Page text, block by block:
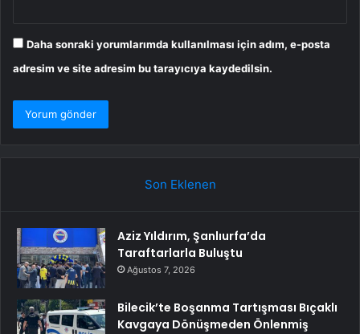
Daha sonraki yorumlarımda kullanılması için adım, e-posta
adresim ve site adresim bu tarayıcıya kaydedilsin.
Son Eklenen
Aziz Yıldırım, Şanlıurfa’da
Taraftarlarla Buluştu
Ağustos 7, 2026
Bilecik’te Boşanma Tartışması Bıçaklı
Kavgaya Dönüşmeden Önlenmiş